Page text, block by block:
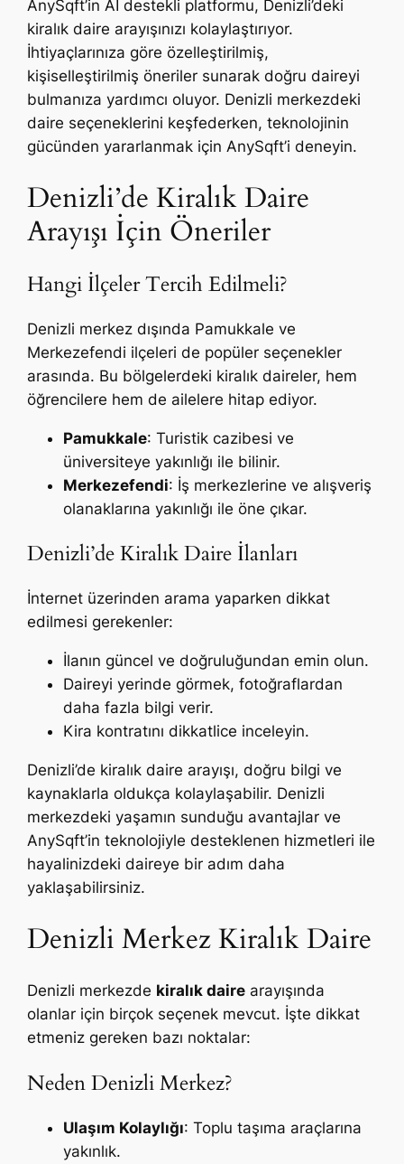
AnySqft’in AI destekli platformu, Denizli’deki
kiralık daire arayışınızı kolaylaştırıyor.
İhtiyaçlarınıza göre özelleştirilmiş,
kişiselleştirilmiş öneriler sunarak doğru daireyi
bulmanıza yardımcı oluyor. Denizli merkezdeki
daire seçeneklerini keşfederken, teknolojinin
gücünden yararlanmak için AnySqft’i deneyin.
Denizli’de Kiralık Daire
Arayışı İçin Öneriler
Hangi İlçeler Tercih Edilmeli?
Denizli merkez dışında Pamukkale ve
Merkezefendi ilçeleri de popüler seçenekler
arasında. Bu bölgelerdeki kiralık daireler, hem
öğrencilere hem de ailelere hitap ediyor.
Pamukkale: Turistik cazibesi ve
üniversiteye yakınlığı ile bilinir.
Merkezefendi: İş merkezlerine ve alışveriş
olanaklarına yakınlığı ile öne çıkar.
Denizli’de Kiralık Daire İlanları
İnternet üzerinden arama yaparken dikkat
edilmesi gerekenler:
İlanın güncel ve doğruluğundan emin olun.
Daireyi yerinde görmek, fotoğraflardan
daha fazla bilgi verir.
Kira kontratını dikkatlice inceleyin.
Denizli’de kiralık daire arayışı, doğru bilgi ve
kaynaklarla oldukça kolaylaşabilir. Denizli
merkezdeki yaşamın sunduğu avantajlar ve
AnySqft’in teknolojiyle desteklenen hizmetleri ile
hayalinizdeki daireye bir adım daha
yaklaşabilirsiniz.
Denizli Merkez Kiralık Daire
Denizli merkezde kiralık daire arayışında
olanlar için birçok seçenek mevcut. İşte dikkat
etmeniz gereken bazı noktalar:
Neden Denizli Merkez?
Ulaşım Kolaylığı: Toplu taşıma araçlarına
yakınlık.